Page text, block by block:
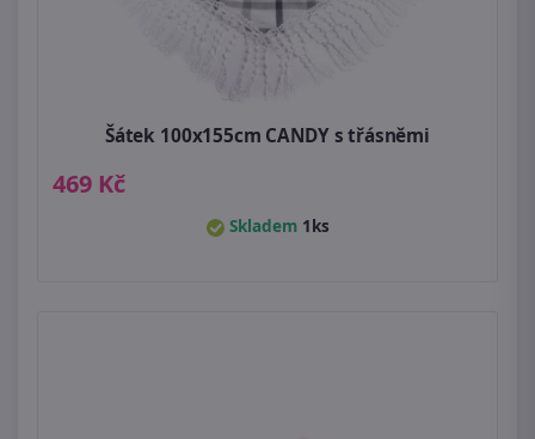
Šátek 100x155cm CANDY s třásněmi
469 Kč
Skladem 1ks